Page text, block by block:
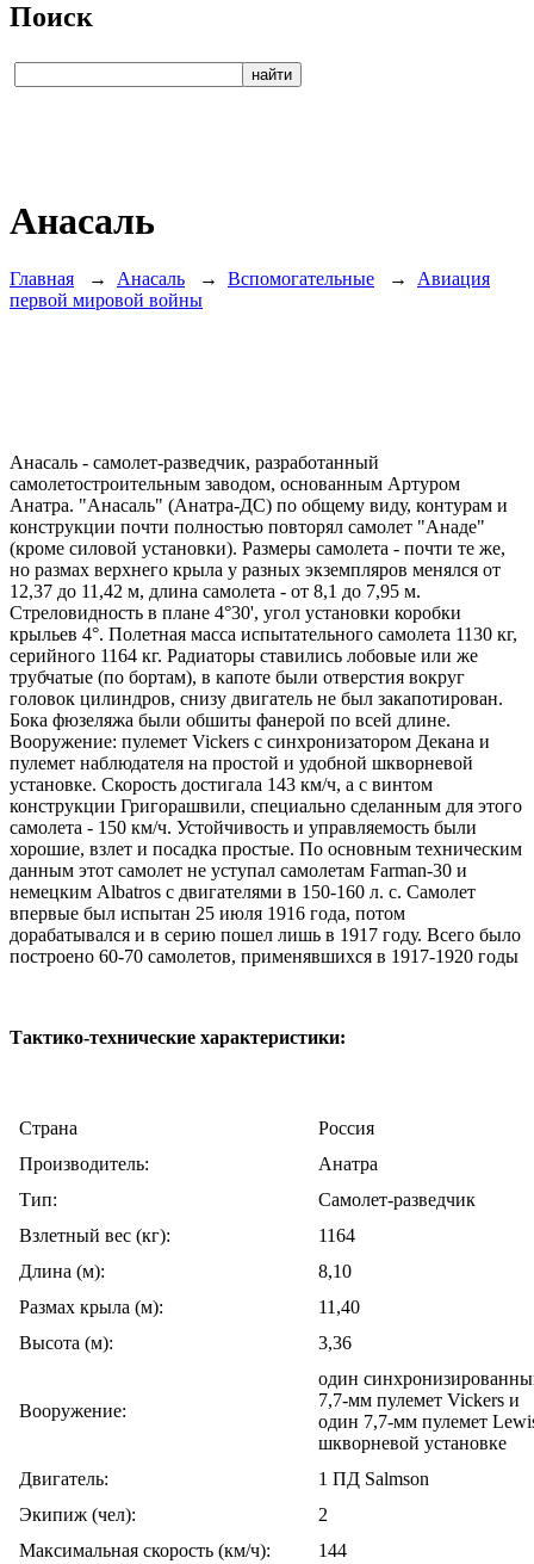
Поиск
Анасаль
Главная → Анасаль → Вспомогательные → Авиация
первой мировой войны
Анасаль - самолет-разведчик, разработанный
самолетостроительным заводом, основанным Артуром
Анатра. "Анасаль" (Анатра-ДС) по общему виду, контурам и
конструкции почти полностью повторял самолет "Анаде"
(кроме силовой установки). Размеры самолета - почти те же,
но размах верхнего крыла у разных экземпляров менялся от
12,37 до 11,42 м, длина самолета - от 8,1 до 7,95 м.
Стреловидность в плане 4°30', угол установки коробки
крыльев 4°. Полетная мacca испытательного самолета 1130 кг,
серийного 1164 кг. Радиаторы ставились лобовые или же
трубчатые (по бортам), в капоте были отверстия вокруг
головок цилиндров, снизу двигатель не был закапотирован.
Бока фюзеляжа были обшиты фанерой по всей длине.
Вооружение: пулемет Vickers с синхронизатором Декана и
пулемет наблюдателя на простой и удобной шкворневой
установке. Скорость достигала 143 км/ч, а с винтом
конструкции Григорашвили, специально сделанным для этого
самолета - 150 км/ч. Устойчивость и управляемость были
хорошие, взлет и посадка простые. По основным техническим
данным этот самолет не уступал самолетам Farman-30 и
немецким Albatros с двигателями в 150-160 л. с. Самолет
впервые был испытан 25 июля 1916 года, потом
дорабатывался и в серию пошел лишь в 1917 году. Всего было
построено 60-70 самолетов, применявшихся в 1917-1920 годы
Тактико-технические характеристики:
Cтрана
Россия
Производитель:
Анатра
Тип:
Самолет-разведчик
Взлетный вес (кг):
1164
Длина (м):
8,10
Размах крыла (м):
11,40
Высота (м):
3,36
Вооружение:
один
7,7-мм пулемет Vickers и
один 7,7-мм пулемет
шкворневой установке
Двигатель:
1 ПД Salmson
Экипиж (чел):
2
Максимальная скорость (км/ч):
144